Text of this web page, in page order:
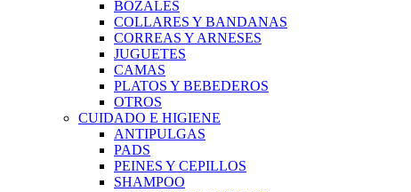
BOZALES
COLLARES Y BANDANAS
CORREAS Y ARNESES
JUGUETES
CAMAS
PLATOS Y BEBEDEROS
OTROS
CUIDADO E HIGIENE
ANTIPULGAS
PADS
PEINES Y CEPILLOS
SHAMPOO